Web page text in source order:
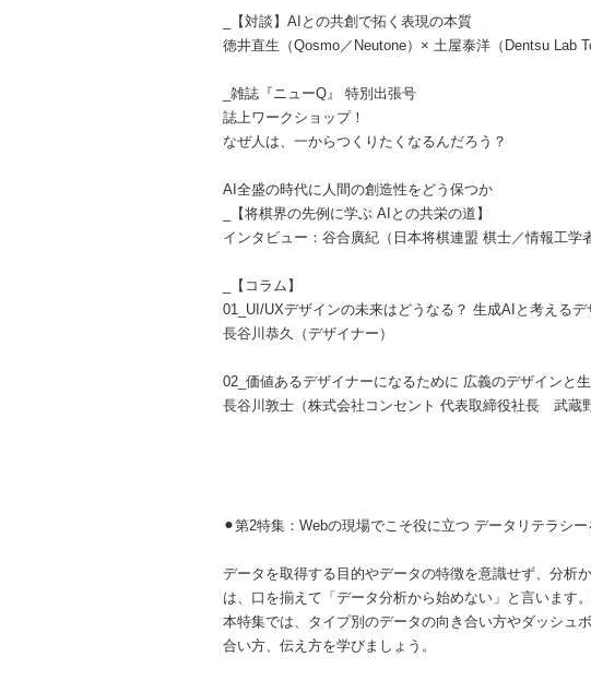
_【対談】AIとの共創で拓く表現の本質
徳井直生（Qosmo／Neutone）× 土屋泰洋（Dentsu Lab
_雑誌『ニューQ』 特別出張号
誌上ワークショップ！
なぜ人は、一からつくりたくなるんだろう？
AI全盛の時代に人間の創造性をどう保つか
_【将棋界の先例に学ぶ AIとの共栄の道】
インタビュー：谷合廣紀（日本将棋連盟 棋士／情報工学
_【コラム】
01_UI/UXデザインの未来はどうなる？ 生成AIと考えるデ
長谷川恭久（デザイナー）
02_価値あるデザイナーになるために 広義のデザインと
長谷川敦士（株式会社コンセント 代表取締役社長 武蔵
⚫︎第2特集：Webの現場でこそ役に立つ データリテラシ
データを取得する目的やデータの特徴を意識せず、分析
は、口を揃えて「データ分析から始めない」と言います
本特集では、タイプ別のデータの向き合い方やダッシュ
合い方、伝え方を学びましょう。